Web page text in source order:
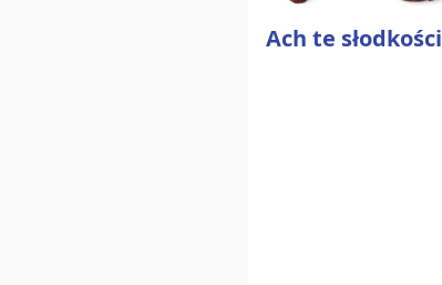
Ach te słodkości